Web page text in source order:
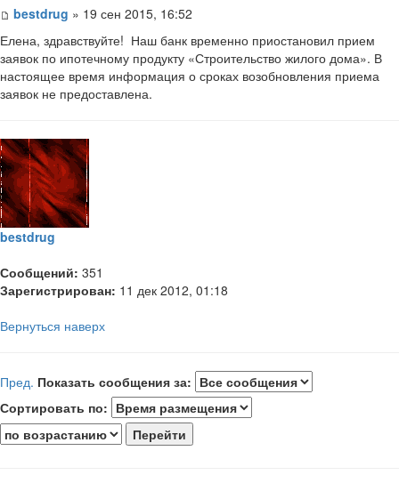
bestdrug » 19 сен 2015, 16:52
Елена, здравствуйте! Наш банк временно приостановил прием
заявок по ипотечному продукту «Строительство жилого дома». В
настоящее время информация о сроках возобновления приема
заявок не предоставлена.
bestdrug
Сообщений: 351
Зарегистрирован: 11 дек 2012, 01:18
Вернуться наверх
Пред. Показать сообщения за:
Сортировать по: